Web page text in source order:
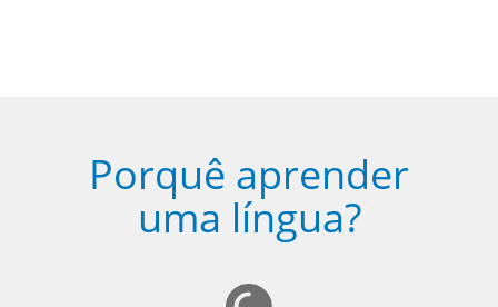
Porquê aprender
uma língua?